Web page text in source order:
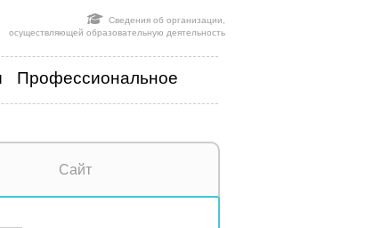
Сведения об организации,
осуществляющей образовательную деятельность
Профессиональное
Сайт